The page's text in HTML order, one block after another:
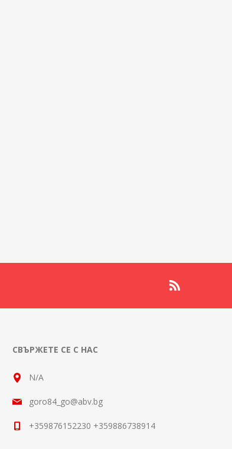
СВЪРЖЕТЕ СЕ С НАС
N/A
goro84_go@abv.bg
+359876152230 +359886738914